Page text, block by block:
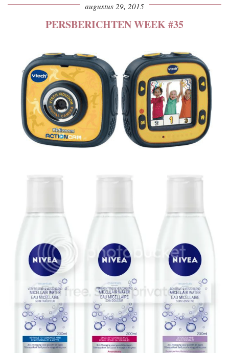
augustus 29, 2015
PERSBERICHTEN WEEK #35